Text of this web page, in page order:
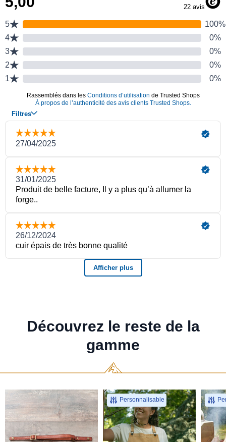
Découvrez le reste de la
gamme
Personnalisable